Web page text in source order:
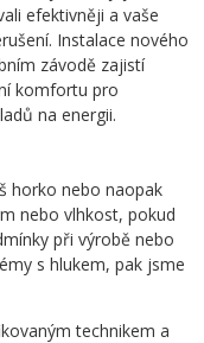
efektivněji a vaše
Instalace nového
závodě zajistí
komfortu pro
na energii.
horko nebo naopak
nebo vlhkost, pokud
při výrobě nebo
s hlukem, pak jsme
technikem a